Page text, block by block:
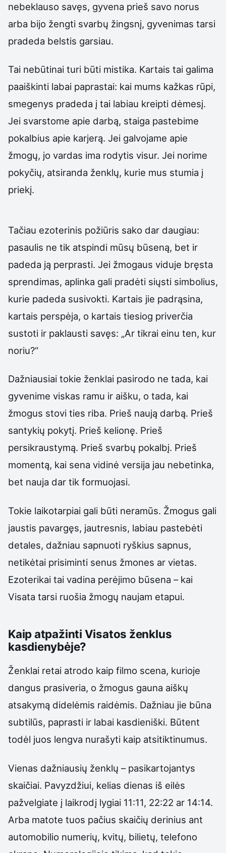
nebeklauso savęs, gyvena prieš savo norus
arba bijo žengti svarbų žingsnį, gyvenimas tarsi
pradeda belstis garsiau.
Tai nebūtinai turi būti mistika. Kartais tai galima
paaiškinti labai paprastai: kai mums kažkas rūpi,
smegenys pradeda į tai labiau kreipti dėmesį.
Jei svarstome apie darbą, staiga pastebime
pokalbius apie karjerą. Jei galvojame apie
žmogų, jo vardas ima rodytis visur. Jei norime
pokyčių, atsiranda ženklų, kurie mus stumia į
priekį.
Tačiau ezoterinis požiūris sako dar daugiau:
pasaulis ne tik atspindi mūsų būseną, bet ir
padeda ją perprasti. Jei žmogaus viduje bręsta
sprendimas, aplinka gali pradėti siųsti simbolius,
kurie padeda susivokti. Kartais jie padrąsina,
kartais perspėja, o kartais tiesiog priverčia
sustoti ir paklausti savęs: „Ar tikrai einu ten, kur
noriu?“
Dažniausiai tokie ženklai pasirodo ne tada, kai
gyvenime viskas ramu ir aišku, o tada, kai
žmogus stovi ties riba. Prieš naują darbą. Prieš
santykių pokytį. Prieš kelionę. Prieš
persikraustymą. Prieš svarbų pokalbį. Prieš
momentą, kai sena vidinė versija jau nebetinka,
bet nauja dar tik formuojasi.
Tokie laikotarpiai gali būti neramūs. Žmogus gali
jaustis pavargęs, jautresnis, labiau pastebėti
detales, dažniau sapnuoti ryškius sapnus,
netikėtai prisiminti senus žmones ar vietas.
Ezoterikai tai vadina perėjimo būsena – kai
Visata tarsi ruošia žmogų naujam etapui.
Kaip atpažinti Visatos ženklus
kasdienybėje?
Ženklai retai atrodo kaip filmo scena, kurioje
dangus prasiveria, o žmogus gauna aiškų
atsakymą didelėmis raidėmis. Dažniau jie būna
subtilūs, paprasti ir labai kasdieniški. Būtent
todėl juos lengva nurašyti kaip atsitiktinumus.
Vienas dažniausių ženklų – pasikartojantys
skaičiai. Pavyzdžiui, kelias dienas iš eilės
pažvelgiate į laikrodį lygiai 11:11, 22:22 ar 14:14.
Arba matote tuos pačius skaičių derinius ant
automobilio numerių, kvitų, bilietų, telefono